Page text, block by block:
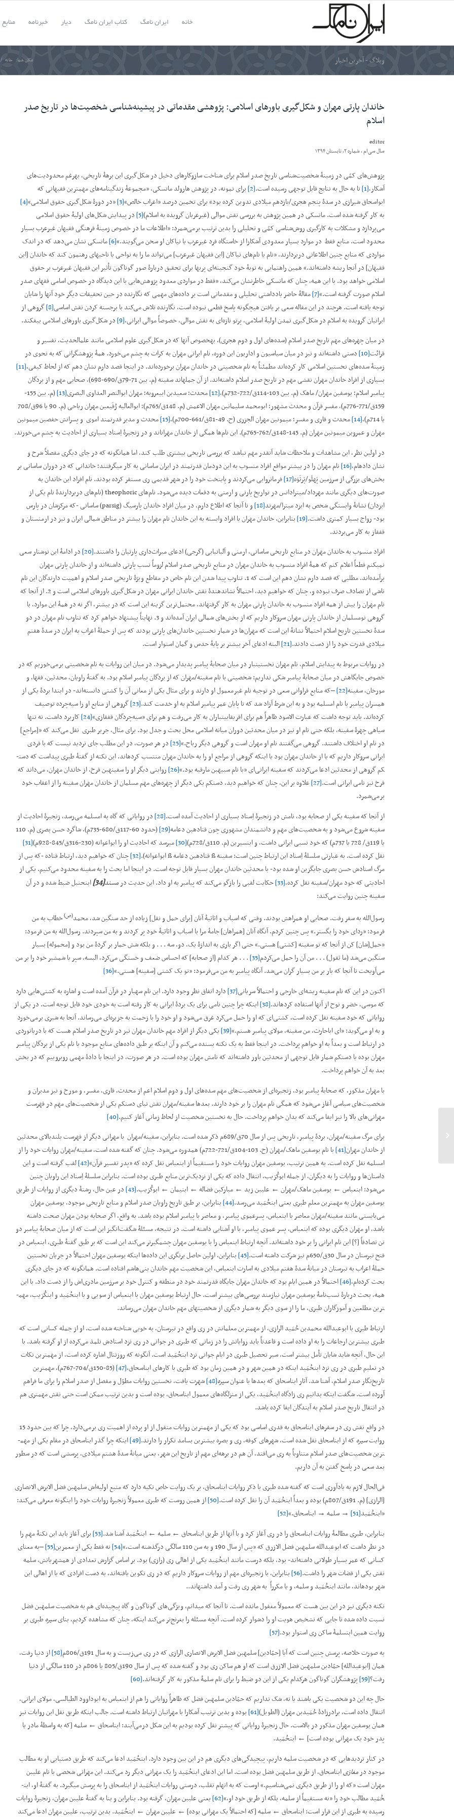
خانه ایران‌ نامگ کتاب ایران‌ نامگ دیار خبرنامه منابع
وبلاگ - آخرین اخبار مکان شما: خانه /
خاندان پارتی مهران و شکل‌گیری باورهای اسلامی: پژوهشی مقدماتی در پیشینه‌شناسی شخصیت‌ها در تاریخ صدر
اسلام
editor
سال سی‌ام ، شماره ۲، تابستان ۱۳۹۴
پژوهش‌های کمّی در زمینۀ شخصیت‌شناسی تاریخ صدر اسلام برای شناخت سازوکارهای دخیل در شکل‌گیری این برهۀ تاریخی، به­رغم محدودیت‌های
آشکار،[1] تا به حال به نتایج قابل توجهی رسیده است.[2]
برای نمونه، در پژوهش‌ هارولد ماتسکی، ”مجموعۀ زندگینامه‌های مهم­ترین فقیهانی که
ابواسحاق شیرازی در سدۀ پنجم هجری/یازدهم میلادی تدوین کرده بود“ برای تخمین درصد ”اعراب خالص“[3] ”در دورۀ شکل‌گیری حقوق اسلامی“[4]
به کار گرفته شده است. ماتسکی در همین پژوهش به بررسی نقش موالی (غیرعربان گرویده به اسلام)[5]
در پیدایش شکل‌های اولیۀ حقوق اسلامی
می‌پردازد و مشکلات به کارگیری روش‌شناسی کمّی و تحلیلی را بدین ترتیب برمی‌شمرد: ”اطلاعات ما در خصوص زمینۀ فرهنگی فقیهان غیرعرب بسیار
محدود است. منابع فقط در موارد بسیار معدودی آشکارا از خاستگاه فرد غیرعرب یا نیاکان او سخن می‌گویند.“[6]
ماتسکی نشان می‌دهد که در اندک
مواردی که منابع چنین اطلاعاتی دربردارند، ”نام یا نام‌های نیاکان [این فقیهان غیرعرب] می‌تواند ما را به نواحی یا ناحیه­ای رهنمون کند که خاندان [این
فقیهان] در آنجا ریشه داشته‌اند.“ همین راهنمایی به نوبۀ خود گنجینه‌‌ای پربها برای تحقیق دربارۀ صور گوناگون تأثیر این فقیهان غیرعرب بر حقوق
اسلامی خواهد بود. با این همه، چنان که ماتسکی خاطرنشان می‌کند، ”فقط در مواردی معدود پژوهش‌هایی با این دیدگاه در خصوص اسامی فقهای صدر
اسلام صورت گرفته است.“[7] مقالۀ حاضر یادداشتی تحلیلی و مقدماتی است بر داده‌های مهمی که نگارنده در حین تحقیقات دیگر خود آنها را شایان
توجه یافته است. هرچند در این مقاله سعی بر یافتن هیچ­گونه پاسخ قطعی‌ نبوده است، نگارنده تلاش می‌کند با برجسته ‌کردن نقش اساسی[8]
گروهی از
ایرانیان گرویده به اسلام در شکل‌گیری تمدن اولیۀ اسلامی، پرتو تازه‌ای به نقش موالی، خصوصاً موالی ایرانی،[9]
در شکل‌گیری باورهای اسلامی بیفکند.
در میان چهره‌های مهم تاریخ صدر اسلام (سده‌های اول و دوم هجری)، به­خصوص آنها که در شکل‌گیری علوم اسلامی مانند علم­الحدیث، تفسیر و
قرائت[10]
دستی داشته‌اند و نیز در میان سیاسیون و اداریون این دوره، نام ایرانی مهران به کرات به چشم می‌خورد. همۀ پژوهشگرانی که به نحوی در
زمینۀ سده‌های نخستین اسلامی کار کرده‌اند مطمئناً به نام شخصیتی در خاندان مهران برخورده‌اند. در اینجا قصد دارم نشان دهم که از لحاظ کیفی،[11]
بسیاری از افراد خاندان مهران نقشی مهم در تاریخ صدر اسلام داشته‌اند. از آن جمله­اند سفینه (م. بین 71-79ق/690-698)، صحابی مهم و از بردگان
پیامبر اسلام؛ یوسف­بن مهران/ ماهک (م. بین 103-114ق/722-732م)،
[12] محدث؛ سعیدبن ابی­عروبه؛ مهران ابوالنصر العداوی البصری[13]
(م. بین 155-
159ق/771-776م)، مفسر قرآن و محدث مشهور؛ ابومحمد سلیمان­بن مهران الاعمش (م. 148ق/765م)؛ ابوالعالیه رُفَیع­بن مهران ریاحی (م. 90 یا 96ق/708
یا 714م)،
[14] محدث و قاری و مفسر؛ میمون­بن مهران الجزری (ح. 49-81ق/661-700م)، [15]
محدث و مدیر قدرتمند اموی و پسرانش حفص­بن میمون­بن
مهران و عمروبن میمون­بن مهران (م. 145-148ق/762-765م). این نام‌ها همگی از خاندان مهران­اند و در زنجیرۀ اِسناد بسیاری از احادیث به چشم می‌خورند.
در اولین نظر، این مشاهدات و ملاحظات شاید آنقدر مهم نباشد که بررسی تاریخی بیشتری طلب کند، اما همان­گونه که در جای دیگری مفصلاً شرح و
نشان داده­ام،[16]
نام مهران را در بیشتر مواقع افراد منسوب به این دودمان‌ قدرتمند در ایران ساسانی به کار می­گرفتند؛ خاندانی که در دوران ساسانی بر
بخش‌های بزرگی از سرزمین پَهلَو/پَرثَوَه[17]
فرمانروایی می‌کردند و پایتخت خود را در شهر قدیمی ری مستقر کرده بودند. نام افراد این خاندان به
صورت‌های دیگری مانند مهرداد/میتراداتس در تواریخ پارتی و ارمنی به دفعات دیده می‌شود. نام‌های theophoric (نام‌های دربردارندۀ نام یکی از
ایزدان) نشانۀ وابستگی شخص به ایزد میترا/مهرند[18]
و تا آنجا که اطلاع دارم، در میان افراد خاندان پارسیگ (parsig) ساسانی -که مرکزشان در پارس
بود- رواج بسیار کمتری داشت.[19]
بنابراین، خاندان مهران یا افراد وابسته به این خاندان نام مهران را بیشتر در مناطق شمالی ایران و نیز در ارمنستان و
قفقاز به کار می‌بردند.
افراد منسوب به خاندان مهران در منابع تاریخی ساسانی، ارمنی و آلبانیایی (گرجی) ادعای میراث‌داری پارتیان را داشتند.[20]
در ادامۀ این نوشتار سعی
نمی­کنم قطعاً اعلام کنم که همۀ افراد منسوب به خاندان مهران در منابع تاریخی صدر اسلام لزوماً نسب پارتی داشته‌اند و از خاندان پارتی مهران
برآمده‌اند. مطلبی که قصد دارم نشان دهم این است که 1. تناوب پیدا شدن این نام خاص در مقاطع ویژۀ تاریخی صدر اسلام و اهمیت دارندگان این نام
ناشی از تصادف صرف نبوده و، چنان که خواهیم دید، احتمالاً نشان­دهندۀ نقش خاندان ایرانی مهران در شکل‌گیری باورهای اسلامی است و 2. از آنجا که
نام مهران را بیش از همه افراد منسوب به خاندان پارتی مهران به کار گرفته­اند، محتمل‌ترین گزینه این است که در بیشتر، اگر نه در همۀ این موارد، با
گروهی نومسلمان از خاندان پارتی مهران سروکار داریم که از بخش‌های شمالی ایران آمده‌اند و 3. نهایتاً پیشنهاد خواهم کرد که تناوب نام مهران در دو
سدۀ نخستین تاریخ اسلام احتمالاً نشانۀ این است که مهران‌ها در شمار نخستین خاندان‌های پارتی بودند که پس از حملۀ اعراب به ایران در سدۀ هفتم
میلادی قدرت خود را از دست دادند.[21]
البته ادعای آخر بیشتر بر پایۀ حدس و گمان استوار است.
در روایات مربوط به پیدایش اسلام، نام مهران نخستین­بار در میان صحابۀ پیامبر پدیدار می‌شود. در میان این روایات به نام شخصیتی برمی‌خوریم که در
خصوص جایگاهش در میان صحابۀ پیامبر شکی نداریم: شخصیتی با نام سفینه/مهران که از بردگان پیامبر اسلام بود. به گفتۀ راویان، محدثین، فقها، و
مورخان، سفینه[22]
–که منابع فراوانی سعی در توجیه نام غیرمعمول او دارند و برای مثال یکی از معانی آن را کشتی دانسته‌اند- در ابتدا بردۀ یکی از
همسران پیامبر با نام ام­سلمه بود و به این شرط آزاد شد که تا پایان عمر پیامبر اسلام به او خدمت کند.[23]
گروهی از منابع او را سیه‌چرده توصیف
کرده‌اند. باید توجه داشت که عبارت الاسود ظاهراً هم برای افریقایی­تباران به کار می‌رفت و هم برای ”سیه‌چردگان قفقازی“[24]
کاربرد داشت. نه تنها
سیاهی چهرۀ سفینه، بلکه حتی نام او نیز در میان محدثین دوران میانه اسلامی محل بحث و جدل بود. برای مثال، جریر طبری نقل می‌کند که ”[مراجع]
در نام او اختلاف داشتند. گروهی می‌گفتند نام او مهران است و گروهی دیگر رباح.“[25]
در هر صورت، در این مطلب جای تردید نیست که با فردی
ایرانی سروکار داریم که یا از خاندان مهران بود یا اینکه گروهی از مراجع او را به خاندان مهران منتسب کرده­اند. این نکته از گفتۀ طبری پیداست که دست­
کم گروهی از محدثین ادعا می‌کردند که سفینه ایرانی‌ای ”با نام سبیه­بن مارقیه بود.“[26]
روایتی دیگر او را سفینه­بن فرخ، از خاندان مهران، می‌داند که
فرخ نیز نامی ایرانی است.[27]
علاوه بر این، چنان که خواهیم دید، دست­کم یکی دیگر از چهره‌های مهم مسلمان از خاندان مهران سفینه را از اعقاب خود
برمی‌شمرد.
از آنجا که سفینه یکی از صحابه بود، نامش در زنجیرۀ اِسناد بسیاری از احادیث آمده است.[28]
در روایاتی که گاه به ام­سلمه می‌رسد، زنجیرۀ احادیث از
سفینه شروع می‌شود و به شخصیت‌های مهم و دانشمندان مشهوری چون قتاده­بن دعامه[29]
(حدود 60-117ق/680-735م)، شاگرد حسن بصری (م. 110
یا 119ق/ 728 یا 737م) که خود نسبی ایرانی داشت، و ابن­سیرین (م. 110ق/728م)
[30] می­رسد که احادیث او را ابواعوانه (230-316ق/845-928م)
[31]
نقل کرده است. به عبارتی سلسلۀ اِسناد این ارتباط چنین است: سفینه ß قتاده­بن دعامه ß ابواعوانه).
[32]
چنان که خواهیم دید، ارتباط قتاده -که پس از
مرگ استادش حسن بصری جایگزین او شده بود- با محدثین خاندان مهران بسیار قابل توجه است. در اینجا اما بحث را به سفینه محدود می‌کنیم. یکی از
احادیثی که خود مهران/سفینه نقل کرده،[33] حکایت لقبی را بازگو می‌کند که پیامبر به او داد. این حدیث درمسند[34]
ابن­حنبل ضبط شده و در آن
سفینه چنین روایت می‌کند:
رسول‌الله به سفر رفت. صحابی او همراهش بودند. وقتی که اسباب و اثاثیۀ آنان [برای حمل و نقل] زیاده از حد سنگین شد، محمد(ص)خطاب به من
فرمود: ”ردای خود را بگستر.“ پس چنین کردم. آنگاه آنان [همراهان] جامۀ مرا با اسباب و اثاثیۀ خود پر کردند و به من سپردند. رسول‌الله به من فرمود:
”حمل[شان] کن از آنجا که تو سفینه [کشتی] هستی.“ حتی اگر باری به اندازۀ یک، دو، سه . . . و بلکه شش حمار بر گردۀ من بود و [محموله] بسیار
سنگین می‌شد (ما ثقول) . . . من آن را حمل می‌کردم[35]
. . . هر کدام [از صحابه] که احساس ضعف و خستگی می‌کرد، البسه، سپر یا شمشیر خود را بر من
می‌آویخت تا آنجا که بار بر من بسیار گران می‌شد. آنگاه پیامبر به من می‌فرمود: ”تو یک کشتی [سفینه] هستی.“[36]
اکنون در این که نام سفینه ریشه‌ای خارجی و احتمالاً سریانی[37]
دارد اتفاق نظر وجود دارد. این نام سه­بار در قرآن آمده است و اشاره به کشتی‌هایی دارد
که موسی، خضر و نوح از آنها استفاده کرده­اند.[38]
اینکه چرا چنین نامی برای یک بردۀ ایرانی به کار رفته است به­ خودی­ خود قابل توجه است. در یکی از
روایاتی که خود سفینه نقل کرده است، کشتی‌ای که او را حمل می‌کرد غرق می‌شود و او خود را با زحمت به جزیره‌ای می‌رساند. آنجا به شیری برمی‌خورد
و به او می‌گوید: ”ای اباحارث، من سفینه، مولای پیامبر هستم.“[39]
یکی دیگر از افراد مهم خاندان مهران نیز در تاریخ صدر اسلام هست که با دریانوردی
در ارتباط است و بعداً به او خواهم پرداخت. در اینجا فقط به یک نکته بسنده می‌کنم و آن اینکه بر طبق داده‌های منابع موجود یا نام یکی از بردگان پیامبر
مهران بوده یا دست­کم شمار قابل توجهی از محدثین باور داشته‌اند که نامش مهران بوده است. در هر صورت، در اینجا با دادۀ مهمی روبروییم که در بخش
بعد به آن خواهم پرداخت.
با مهران مذکور، که صحابۀ پیامبر بود، زنجیره‌ای از شخصیت‌های مهم سده‌های اول و دوم اسلام اعم از محدث، قاری، مفسر، و مورخ و نیز مدیران و
شخصیت‌های سیاسی آغاز می‌شود که همگی نام مهران را بر خود دارند. بعدها سفینه/مهران نقش نیای دست­کم یکی از شخصیت‌های مهم در فهرست
مهرانی‌های بالا را نیز ایفا می‌کند که بدان خواهم پرداخت. حال به نخستین شخصیت از لحاظ زمانی آغاز کنیم.[40]
برای مرگ سفینه/مهران، بردۀ پیامبر، تاریخی پس از سال 70ق/689م ذکر شده است. بنابراین، سفینه/مهران با مهرانی دیگر از فهرست بلندبالای محدثین
از خاندان مهران[41]
با نام یوسف­بن ماهک/مهران (ح. 103-104ق/721-722م) ­هم­دوره می‌شود. چنان که گفته شده است، سفینه/مهران روایات خود را از
ام­سلمه نقل کرده است. به همین ترتیب، یوسف­بن مهران روایات خود را مستقیماً از ابن­عباس نقل کرده که ”پدر تفسیر قرآن“[42]
لقب گرفته است و این
داستان‌ها و روایات را به دیگران، از جمله ابوکُرَیب، انتقال داده که یکی از نزدیک‌ترین منابع طبری بوده است. بنابراین سلسلۀ اِسناد این راویان چنین
می‌شود: ابن­عباس ← یوسف­بن ماهک/مهران ← علی­بن زید ← مبارک­بن فضاله ← ابن­یمان ← ابوکُرَیب.[43]
در عین حال، رشتۀ دیگری از روایات از طریق
یوسف­بن مهران به مهم­ترین معلم طبری یعنی ابن­حُمَید می‌رسد.[44]
بنابراین، بر طبق تاریخ راویان صدر اسلام و منابع تاریخی موجود، یوسف­بن مهران
می‌بایستی مانند سفینه/مهران معاصر با ابن­عباس، پسرعموی پیامبر، و معاصر با پیامبر اسلام بوده باشد. به واقع، اگر صحابه بودن مهران صحت داشته
باشد، او مهران دیگری بوده که ابن­عباس، پسر عموی پیامبر، با او آشنایی داشته است. در نتیجه، مسئلۀ شگفت‌انگیز این است که از میان صحابۀ پیامبر دو
تن تصادفاً [؟] این نام ایرانی را بر خود داشته‌اند. آنچه ارتباط ابن­عباس را با یوسف­بن مهران چشمگیرتر می‌کند این است که بر طبق گفتۀ طبری، ابن­عباس در
فتح تبرستان در سال 30ق/650م نیز شرکت داشته است.
[45]
بنابراین، اولین حاصل برنگری این داده‌ها اینکه یوسف­بن مهران احتمالاً در جریان نخستین
حملۀ اعراب به تبرستان در میانۀ سدۀ هفتم میلادی به اسارت ابن­عباس، این شخصیت مهم خاندان بنی‌هاشم افتاده است. همان­گونه که در جای دیگری
بحث کرده‌ام،[46]
احتمالاً در همین ایام بود که خاندان مهران جایگاه قدرتمند خود در منطقه و کنترل خود بر سرزمین مادری‌اش را از دست داد. با این
همه، بحث دربارۀ نسب‌نامۀ یوسف­بن مهران نیازمند بررسی‌های بیشتر است. حال ارتباط یوسف­بن مهران با ابن­عباس از سویی و با ابن­حُمَید و ابن­کُرَیب، مهم­
ترین مطلعین و آموزگاران طبری، ما را از سوی دیگر به شمار دیگری از شخصیت­های مهم خاندان مهران می‌رساند.
ارتباط طبری با ابوعبدالله محمدبن حُمَید الرازی، از مهم­ترین معلمانش در ری واقع در تبرستان، به خوبی شناخته شده است. او از جمله کسانی است که
طبری بیشترین ارجاعات را به او داده است و قاعدتاً باید روایاتش را در زمانی که طبری در جوانی در ری نزد استادش تلمذ می‌کرده از او گرفته باشد. با
این حال، آنچه شاید شایان تأمل بیشتر است، سیر تحصیل طبری در ایام جوانی نزد ابن­حُمَید است. آن­گونه که روزنتال اشاره کرده است، از مهم­ترین نکات
در تعلیم طبری در ری نزد ابن­حُمَید اینکه در همین شهر و در همین زمان بود که طبری با کارهای ابن­اسحاق،[47]
(85-150ق/704-767م)، مهم­ترین
تاریخ‌نگار صدر اسلام، آشنا شد. آثار ابن­اسحاق که بعدها با عنوانسیره[48]
شهرت یافت، نخستین روایات مطوّل و مفصل از صدر اسلام را برای ما فراهم
آورده است. شگفت اینکه بدانیم ری زادگاه ابن­حُمَید، یکی از منزلگاه‌های معمول ابن­اسحاق، بوده است و بدین ترتیب ممکن است حتی نقش مهم­تری هم
در انتقال تاریخ صدر اسلام به آیندگان ایفا کرده باشد.
در واقع نقش ری در سفرهای ابن­اسحاق به قدری اساسی بود که یکی از مهم­ترین روایات منقول از او پرده از اهمیت ری برمی‌دارد، چرا که بین حدود 15
روایتسیرهکه از ابن­اسحاق نقل شده است، شهرهای کوفه، ری و بصره بیشترین بسامد تکرار را دارند.[49] اینکه چرا گذر ابن­اسحاق در مقام یکی از مهم­
ترین شخصیت‌های صدر اسلام متناوباً به ری می‌افتد، آن هم در برهه‌ای مهم از تاریخ این شهر، یعنی میانۀ سدۀ هشتم میلادی، پرسشی است که در سطور
بعد سعی در پاسخ گفتن به آن داریم.
فی‌الحال لازم به یادآوری است که گفته شده طبری با ذکر روایات ابن­اسحاق، بر یک روایت خاص تکیه دارد که منبع اولیه‌اش سلمه­بن فضل الابرش الانصاری
[الرازی] (م. 191ق/807م) بوده و بعداً ابن­حُمَید آن را نقل کرده است.
[50]
از همین روست که طبری معمولاً زنجیرۀ روایات خود را این­گونه معرفی می‌کند:
”ابن­حُمَید[51] → سلمه → ابن­اسحاق.“[52]
بنابراین، طبری مطالعۀ روایات ابن­اسحاق را در ری آغاز کرد و با آنها از طریق ابن­اسحاق ← سلمه ← ابن­حُمَید آشنا شد.[53]
برای آغاز باید این نکتۀ مهم را
در نظر داشت که ابوعبدالله سلمه­بن فضل الازرق که ”پس از سال 190 و به سن 110 سالگی درگذشته است،“
[54] نه فقط یکی از معمرین[55]
–به معنای
کسانی که عمر بسیار طولانی داشته‌اند- بود، بلکه درست مانند ابن­حُمَید یکی از اهالی ری (رازی) بود. بر اساس گزارش تعدادی از همشهریانش، سلمه
نقش یکی از قضات شهر را داشت.[56]
بنابراین، با زنجیره‌ای مهم از روایات سروکار داریم که در ری تکوین یافته‌اند، به دست افرادی که یا از اهالی این
شهر بوده­اند، مانند ابن­حُمَید و سلمه، و یا مکرراً به شهر ری رفت و آمد داشته­اند..
نکته دیگری نیز در این بین هست که معمولاً مغفول مانده است. تا آنجا که می­دانم، ویژگی‌های گوناگون و گاه پیچیده‌ای هم به شخصیت سلمه­بن فضل
نسبت داده شده تا جایی که تشخیص هویت او را دشوار کرده است. آنچه مسئله را بغرنج‌تر می‌کند اینکه، چنان که مشاهده کردیم، بنایسیرهطبری بر
روایت همین ابن­سلمۀ ساکن ری استوار بود.[57]
به صورت خلاصه، پرسش چنین است که آیا [حمّادبن] سلمه­بن فضل الابرش الانصاری الرازی که در ری می‌زیست و به سال 191ق/806م
[58]
از دنیا رفت،
همان [ابوعبدالله] حمّادبن سلمه­بن فضل الازرق است که او هم ساکن ری بود و گفته شده که پس از سال 190ق/805 یا 806م در 110 سالگی از دنیا
رفت؟[59] پژوهشگران گوناگون هرکدام یکی از این دو ضبط را برای نام سلمۀ مذکور به کار گرفته‌اند.[60]
حال چه این دو شخصیت یکی باشند یا نه، شک نداریم که حمّادبن سلمه­بن فضل که ظاهراً روایاتی را هم از ابن­عباس به ابوداوود الطیالسی، مولای ایرانی،
انتقال داده است، برادرزادۀ حُمَیدبن مهران (الطویل)[61]
بوده و بدین ترتیب آشکارا با مهرانیان ارتباط داشته است. جالب اینکه طریق نقل این روایات نیز
همان یوسف­بن مهران مذکور در بالاست. حال زنجیرۀ روایاتی که پیش­تر نقل کرده بودیم به این شکل درمی‌آیند: ابن­اسحاق ← سلمه [که به واسطۀ مادر یا
پدر خود یک مهرانی بوده است] ← ابن­حُمَید.
در کنار تردیدهایی که در شخصیت سلمه داریم، پیچیدگی‌های دیگری هم در این بین وجود دارد. ابن­حُمَید ادعا می‌کند که طریق دستیابی او به مطالب
موجود درمغازیابن­اسحاق، از طریق سلمه­بن فضل بوده است. اما این ادعای ابن­حُمَید را یک مهرانی دیگر رد می‌کند. این مهرانی شخصی با نام علی­بن
مهران است ”که او را از طریق دیگری نمی‌شناسیم.“ اوست که به اتهام تقلب، درستی روایات ابن­حُمَید از ابن­اسحاق را به پرسش می­گیرد. به گفتۀ او، ابن­
حُمَید مطالب خود را ”نه مستقیماً از سلمه، بلکه از طریق خود او،“[62]
یعنی علی­بن مهران، گرفته بود. بنابراین و بنا به گفتۀ علی­بن مهران، زنجیرۀ روایات
رسیده به طبری از این قرار است: ابن­اسحاق ← سلمه [که احتمالاً یک مهرانی بوده] ← علی­بن مهران ← ابن­حُمَید. بدین ترتیب، علی­بن مهران ادعا می‌کند